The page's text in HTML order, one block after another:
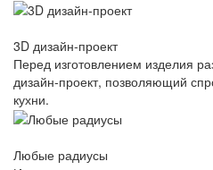
3D дизайн-проект
Перед изготовлением изделия
дизайн-проект, позволяющий
кухни.
Любые радиусы